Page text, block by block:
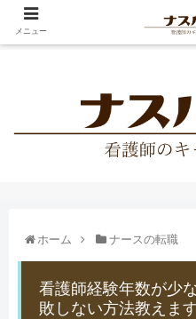
ホーム ナースの転職
看護師経験年数が少
敗しない方法教えま
メニュー